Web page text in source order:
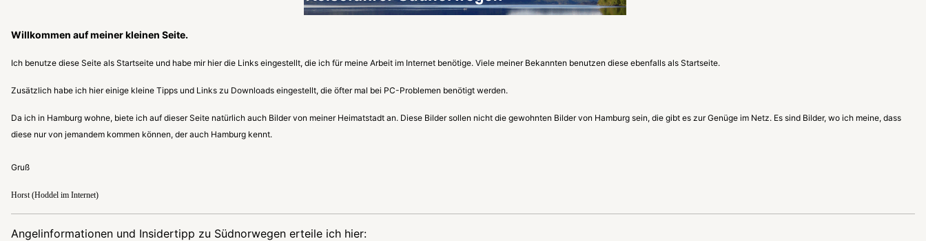
Willkommen auf meiner kleinen Seite.
Ich benutze diese Seite als Startseite und habe mir hier die Links eingestellt, die ich für meine Arbeit im Internet benötige. Viele meiner Bekannten benutzen diese ebenfalls als Startseite.
Zusätzlich habe ich hier einige kleine Tipps und Links zu Downloads eingestellt, die öfter mal bei PC-Problemen benötigt werden.
Da ich in Hamburg wohne, biete ich auf dieser Seite natürlich auch Bilder von meiner Heimatstadt an. Diese Bilder sollen nicht die gewohnten Bilder von Hamburg sein, die gibt es zur Genüge im Netz. Es sind Bilder, wo ich meine, dass
diese nur von jemandem kommen können, der auch Hamburg kennt.
Gruß
Horst (Hoddel im Internet)
Angelinformationen und Insidertipp zu Südnorwegen erteile ich hier: